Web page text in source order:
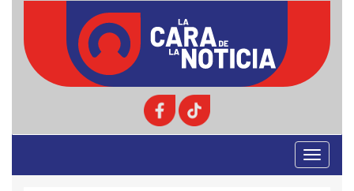
Toggle